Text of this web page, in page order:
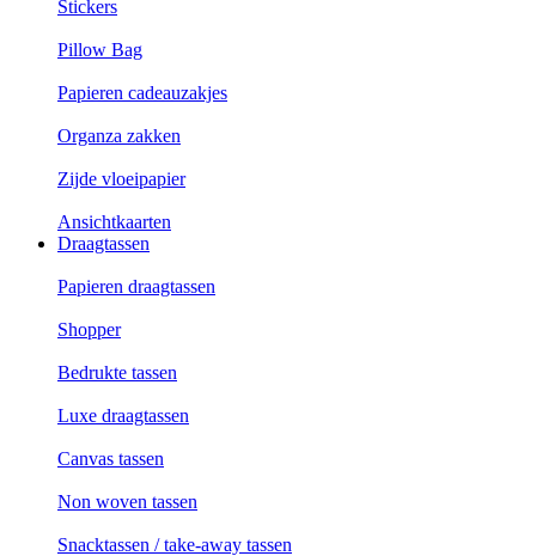
Stickers
Pillow Bag
Papieren cadeauzakjes
Organza zakken
Zijde vloeipapier
Ansichtkaarten
Draagtassen
Papieren draagtassen
Shopper
Bedrukte tassen
Luxe draagtassen
Canvas tassen
Non woven tassen
Snacktassen / take-away tassen